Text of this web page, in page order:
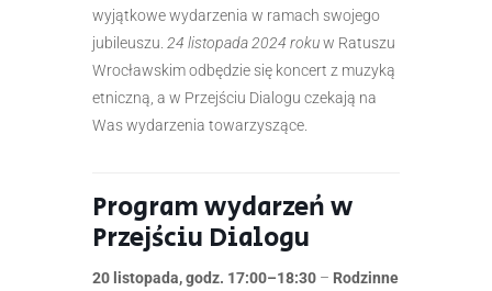
wyjątkowe wydarzenia w ramach swojego
jubileuszu. 24 listopada 2024 rokuw Ratuszu
Wrocławskim odbędzie się koncert z muzyką
etniczną, a w Przejściu Dialogu czekają na
Was wydarzenia towarzyszące.
Program wydarzeń w
Przejściu Dialogu
20 listopada, godz. 17:00–18:30 – Rodzinne